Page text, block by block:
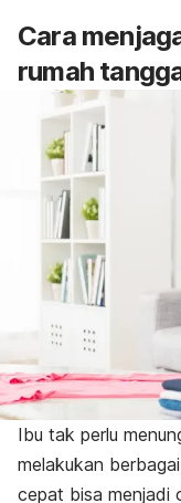
Cara
rumah
Ibu tak perlu
melakukan
cepat bisa menjadi